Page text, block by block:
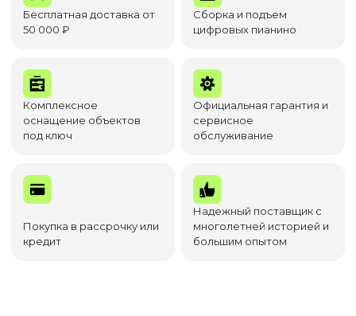
Бесплатная доставка от
50 000 ₽
Сборка и подъем
цифровых пианино
Комплексное
оснащение объектов
под ключ
Официальная гарантия и
сервисное
обслуживание
Покупка в рассрочку или
кредит
Надежный поставщик с
многолетней историей и
большим опытом